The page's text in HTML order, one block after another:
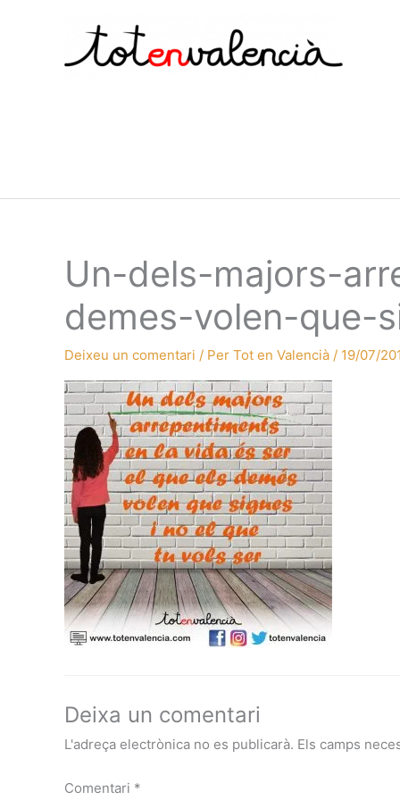
Un-dels-majors-
demes-volen-que-
Deixeu un comentari / Per Tot en Valencià / 19/07/
Deixa un comentari
L'adreça electrònica no es publicarà. Els camps
Comentari *